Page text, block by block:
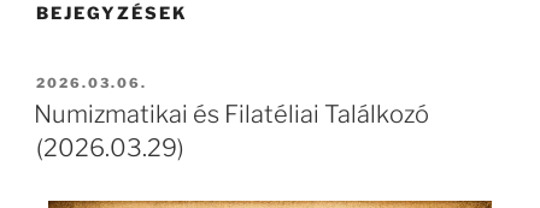
BEJEGYZÉSEK
2026.03.06.
Numizmatikai és Filatéliai Találkozó
(2026.03.29)